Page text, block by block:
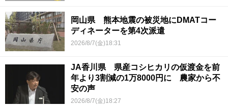
岡山県 熊本地震の被災地にDMATコー
ディネーターを第4次派遣
2026/8/7(金)18:31
JA香川県 県産コシヒカリの仮渡金を前
年より3割減の1万8000円に 農家から不
安の声
2026/8/7(金)18:27